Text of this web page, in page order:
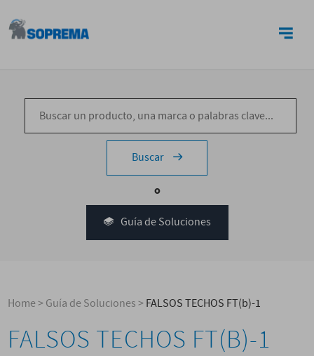
Buscar
o
Guía de Soluciones
Home>Guía de Soluciones>FALSOS TECHOS FT(b)-1
FALSOS TECHOS FT(B)-1